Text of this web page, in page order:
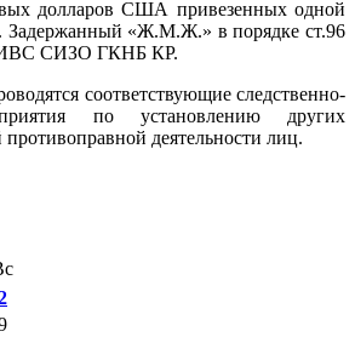
долларов США привезенных одной
Задержанный «Ж.М.Ж.» в порядке ст.96
СИЗО ГКНБ КР.
соответствующие следственно-
по установлению других
деятельности лиц.